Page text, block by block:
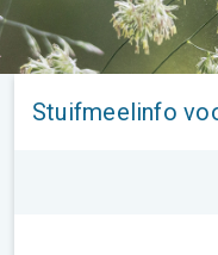
Stuifmeelinfo